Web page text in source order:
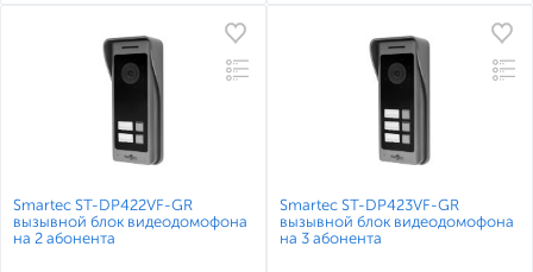
Smartec ST-DP422VF-GR
вызывной блок видеодомофона
на 2 абонента
Smartec ST-DP423VF-GR
вызывной блок видеодомофона
на 3 абонента